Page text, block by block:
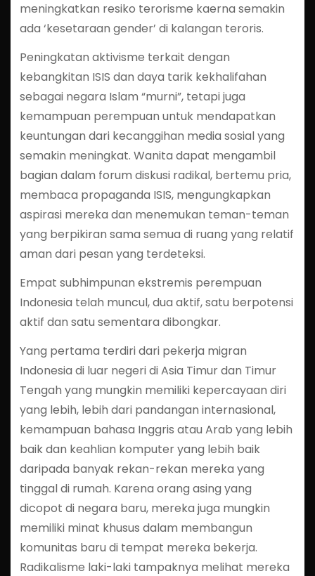
meningkatkan resiko terorisme kaerna semakin
ada ‘kesetaraan gender’ di kalangan teroris.
Peningkatan aktivisme terkait dengan
kebangkitan ISIS dan daya tarik kekhalifahan
sebagai negara Islam “murni”, tetapi juga
kemampuan perempuan untuk mendapatkan
keuntungan dari kecanggihan media sosial yang
semakin meningkat. Wanita dapat mengambil
bagian dalam forum diskusi radikal, bertemu pria,
membaca propaganda ISIS, mengungkapkan
aspirasi mereka dan menemukan teman-teman
yang berpikiran sama semua di ruang yang relatif
aman dari pesan yang terdeteksi.
Empat subhimpunan ekstremis perempuan
Indonesia telah muncul, dua aktif, satu berpotensi
aktif dan satu sementara dibongkar.
Yang pertama terdiri dari pekerja migran
Indonesia di luar negeri di Asia Timur dan Timur
Tengah yang mungkin memiliki kepercayaan diri
yang lebih, lebih dari pandangan internasional,
kemampuan bahasa Inggris atau Arab yang lebih
baik dan keahlian komputer yang lebih baik
daripada banyak rekan-rekan mereka yang
tinggal di rumah. Karena orang asing yang
dicopot di negara baru, mereka juga mungkin
memiliki minat khusus dalam membangun
komunitas baru di tempat mereka bekerja.
Radikalisme laki-laki tampaknya melihat mereka